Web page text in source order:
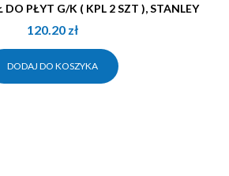
DO PŁYT G/K ( KPL 2 SZT ), STANLEY
120.20 zł
DODAJ DO KOSZYKA